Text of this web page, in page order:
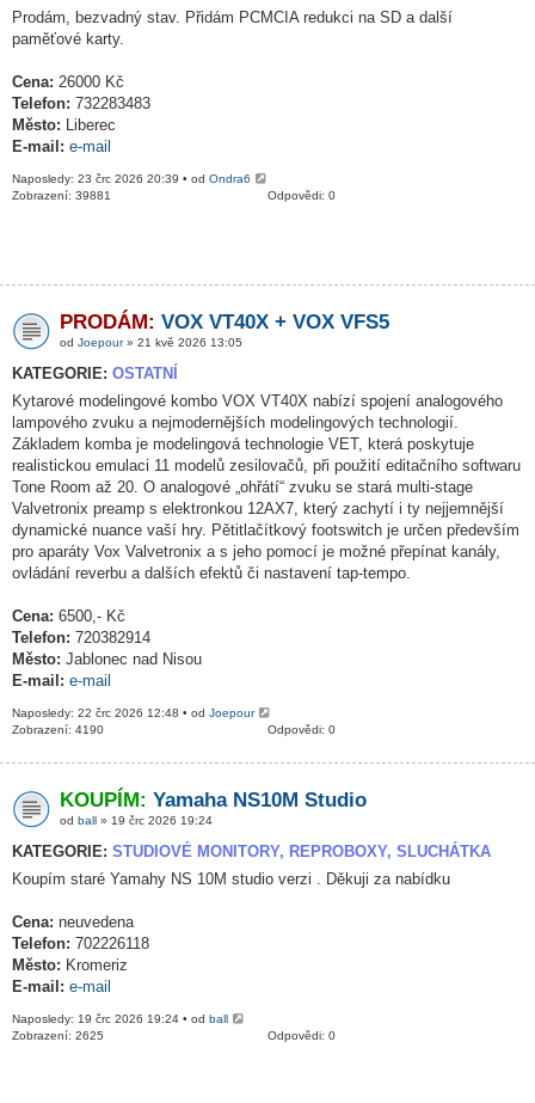
Prodám, bezvadný stav. Přidám PCMCIA redukci na SD a další
paměťové karty.
Cena: 26000 Kč
Telefon: 732283483
Město: Liberec
E-mail: e-mail
Naposledy: 23 črc 2026 20:39 • od Ondra6
Odpovědi: 0
Zobrazení: 39881
PRODÁM: VOX VT40X + VOX VFS5
od Joepour» 21 kvě 2026 13:05
KATEGORIE: OSTATNÍ
Kytarové modelingové kombo VOX VT40X nabízí spojení analogového
lampového zvuku a nejmodernějších modelingových technologií.
Základem komba je modelingová technologie VET, která poskytuje
realistickou emulaci 11 modelů zesilovačů, při použití editačního softwaru
Tone Room až 20. O analogové „ohřátí“ zvuku se stará multi-stage
Valvetronix preamp s elektronkou 12AX7, který zachytí i ty nejjemnější
dynamické nuance vaší hry. Pětitlačítkový footswitch je určen především
pro aparáty Vox Valvetronix a s jeho pomocí je možné přepínat kanály,
ovládání reverbu a dalších efektů či nastavení tap-tempo.
Cena: 6500,- Kč
Telefon: 720382914
Město: Jablonec nad Nisou
E-mail: e-mail
Naposledy: 22 črc 2026 12:48 • od Joepour
Odpovědi: 0
Zobrazení: 4190
KOUPÍM: Yamaha NS10M Studio
od ball » 19 črc 2026 19:24
KATEGORIE: STUDIOVÉ MONITORY, REPROBOXY, SLUCHÁTKA
Koupím staré Yamahy NS 10M studio verzi . Děkuji za nabídku
Cena: neuvedena
Telefon: 702226118
Město: Kromeriz
E-mail: e-mail
Naposledy: 19 črc 2026 19:24 • od ball
Odpovědi: 0
Zobrazení: 2625